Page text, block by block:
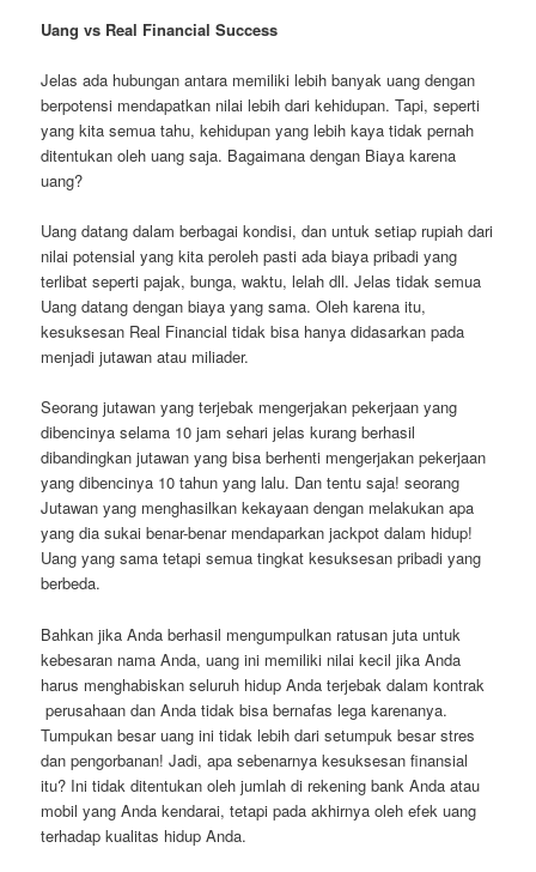
Uang vs Real Financial Success
Jelas ada hubungan antara memiliki lebih banyak uang dengan
berpotensi mendapatkan nilai lebih dari kehidupan. Tapi, seperti
yang kita semua tahu, kehidupan yang lebih kaya tidak pernah
ditentukan oleh uang saja. Bagaimana dengan Biaya karena
uang?
Uang datang dalam berbagai kondisi, dan untuk setiap rupiah dari
nilai potensial yang kita peroleh pasti ada biaya pribadi yang
terlibat seperti pajak, bunga, waktu, lelah dll. Jelas tidak semua
Uang datang dengan biaya yang sama. Oleh karena itu,
kesuksesan Real Financial tidak bisa hanya didasarkan pada
menjadi jutawan atau miliader.
Seorang jutawan yang terjebak mengerjakan pekerjaan yang
dibencinya selama 10 jam sehari jelas kurang berhasil
dibandingkan jutawan yang bisa berhenti mengerjakan pekerjaan
yang dibencinya 10 tahun yang lalu. Dan tentu saja! seorang
Jutawan yang menghasilkan kekayaan dengan melakukan apa
yang dia sukai benar-benar mendaparkan jackpot dalam hidup!
Uang yang sama tetapi semua tingkat kesuksesan pribadi yang
berbeda.
Bahkan jika Anda berhasil mengumpulkan ratusan juta untuk
kebesaran nama Anda, uang ini memiliki nilai kecil jika Anda
harus menghabiskan seluruh hidup Anda terjebak dalam kontrak
perusahaan dan Anda tidak bisa bernafas lega karenanya.
Tumpukan besar uang ini tidak lebih dari setumpuk besar stres
dan pengorbanan! Jadi, apa sebenarnya kesuksesan finansial
itu? Ini tidak ditentukan oleh jumlah di rekening bank Anda atau
mobil yang Anda kendarai, tetapi pada akhirnya oleh efek uang
terhadap kualitas hidup Anda.